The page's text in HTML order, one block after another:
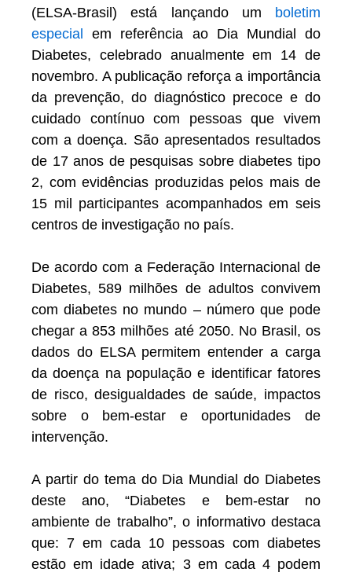
(ELSA-Brasil) está lançando um boletim
especial em referência ao Dia Mundial do
Diabetes, celebrado anualmente em 14 de
novembro. A publicação reforça a importância
da prevenção, do diagnóstico precoce e do
cuidado contínuo com pessoas que vivem
com a doença. São apresentados resultados
de 17 anos de pesquisas sobre diabetes tipo
2, com evidências produzidas pelos mais de
15 mil participantes acompanhados em seis
centros de investigação no país.
De acordo com a Federação Internacional de
Diabetes, 589 milhões de adultos convivem
com diabetes no mundo – número que pode
chegar a 853 milhões até 2050. No Brasil, os
dados do ELSA permitem entender a carga
da doença na população e identificar fatores
de risco, desigualdades de saúde, impactos
sobre o bem-estar e oportunidades de
intervenção.
A partir do tema do Dia Mundial do Diabetes
deste ano, “Diabetes e bem-estar no
ambiente de trabalho”, o informativo destaca
que: 7 em cada 10 pessoas com diabetes
estão em idade ativa; 3 em cada 4 podem